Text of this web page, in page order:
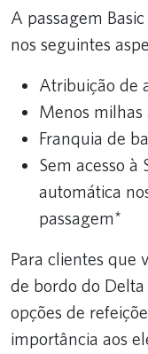
A passagem
nos seguintes
Atribuição de
Menos
Franquia de
Sem acesso à
automática
passagem*
Para clientes que
de bordo do Delta
opções de
importância aos